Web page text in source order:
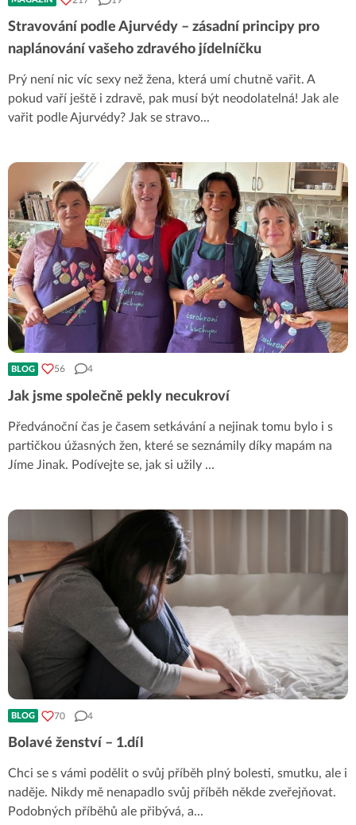
Stravování podle Ajurvédy – zásadní principy pro
naplánování vašeho zdravého jídelníčku
Prý není nic víc sexy než žena, která umí chutně vařit. A
pokud vaří ještě i zdravě, pak musí být neodolatelná! Jak ale
vařit podle Ajurvédy? Jak se stravo...
BLOG 56 4
Jak jsme společně pekly necukroví
Předvánoční čas je časem setkávání a nejinak tomu bylo i s
partičkou úžasných žen, které se seznámily díky mapám na
Jíme Jinak. Podívejte se, jak si užily ...
BLOG 70 4
Bolavé ženství – 1.díl
Chci se s vámi podělit o svůj příběh plný bolesti, smutku, ale i
naděje. Nikdy mě nenapadlo svůj příběh někde zveřejňovat.
Podobných příběhů ale přibývá, a...